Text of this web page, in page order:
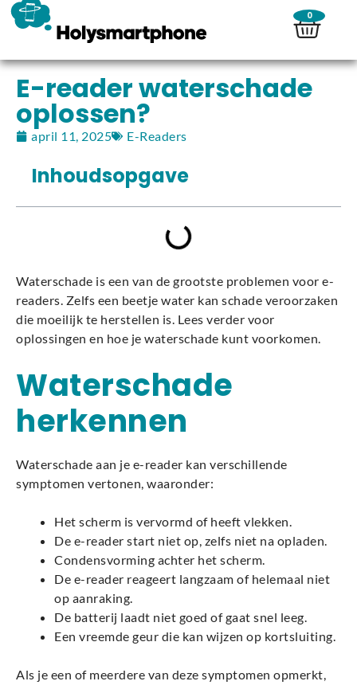
0
E-reader waterschade
oplossen?
april 11, 2025 E-Readers
Inhoudsopgave
Waterschade is een van de grootste problemen voor e-
readers. Zelfs een beetje water kan schade veroorzaken
die moeilijk te herstellen is. Lees verder voor
oplossingen en hoe je waterschade kunt voorkomen.
Waterschade
herkennen
Waterschade aan je e-reader kan verschillende
symptomen vertonen, waaronder:
Het scherm is vervormd of heeft vlekken.
De e-reader start niet op, zelfs niet na opladen.
Condensvorming achter het scherm.
De e-reader reageert langzaam of helemaal niet
op aanraking.
De batterij laadt niet goed of gaat snel leeg.
Een vreemde geur die kan wijzen op kortsluiting.
Als je een of meerdere van deze symptomen opmerkt,